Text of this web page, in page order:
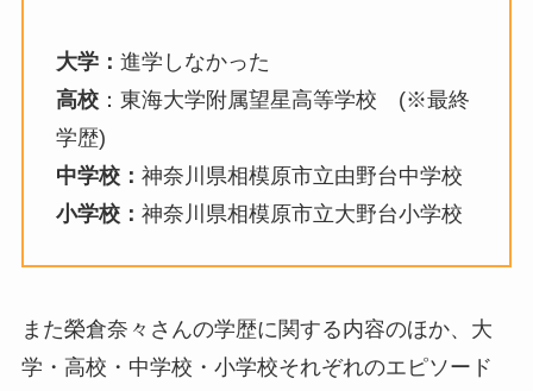
大学： 進学しなかった
高校：東海大学附属望星高等学校 (※最終
学歴)
中学校： 神奈川県相模原市立由野台中学校
小学校： 神奈川県相模原市立大野台小学校
また榮倉奈々さんの学歴に関する内容のほか、大
学・高校・中学校・小学校それぞれのエピソード